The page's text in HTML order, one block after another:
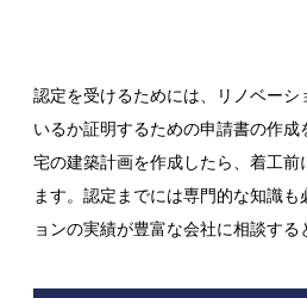
認定を受けるためには、リノベー
いるか証明するための申請書の作
宅の建築計画を作成したら、着工
ます。認定までには専門的な知識
ョンの実績が豊富な会社に相談する